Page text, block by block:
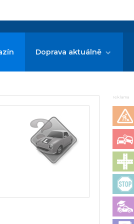
Doprava aktuálně
reklama